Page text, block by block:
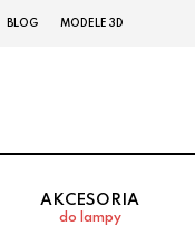
BLOG MODELE 3D
AKCESORIA
do lampy